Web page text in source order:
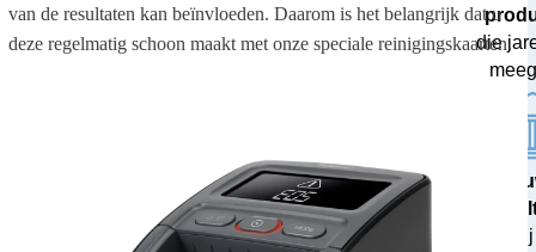
van de resultaten kan beïnvloeden. Daarom is het belangrijk dat u
deze regelmatig schoon maakt met onze speciale reinigingskaarten.
die
100%
getest